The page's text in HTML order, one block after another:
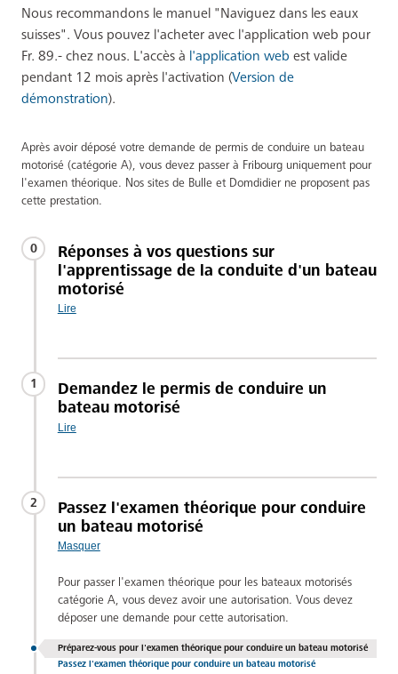
Nous recommandons le manuel "Naviguez dans les eaux
suisses". Vous pouvez l'acheter avec l'application web pour
Fr. 89.- chez nous. L'accès à l'application web est valide
pendant 12 mois après l'activation (Version de
démonstration).
Après avoir déposé votre demande de permis de conduire un bateau
motorisé (catégorie A), vous devez passer à Fribourg uniquement pour
l'examen théorique. Nos sites de Bulle et Domdidier ne proposent pas
cette prestation.
0
Réponses à vos questions sur
l'apprentissage de la conduite d'un bateau
motorisé
Lire
1
Demandez le permis de conduire un
bateau motorisé
Lire
2
Passez l'examen théorique pour conduire
un bateau motorisé
Masquer
Pour passer l'examen théorique pour les bateaux motorisés
catégorie A, vous devez avoir une autorisation. Vous devez
déposer une demande pour cette autorisation.
Préparez-vous pour l'examen théorique pour conduire un bateau motorisé
Passez l'examen théorique pour conduire un bateau motorisé